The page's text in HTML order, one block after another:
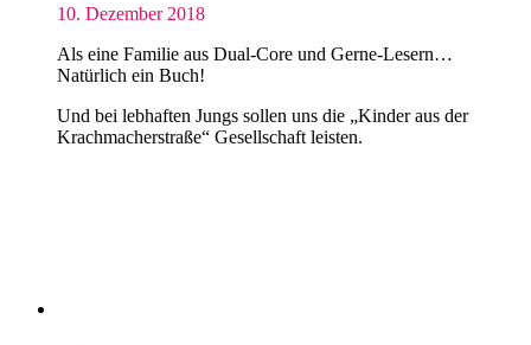
10. Dezember 2018
Als eine Familie aus Dual-Core und Gerne-Lesern…
Natürlich ein Buch!
Und bei lebhaften Jungs sollen uns die „Kinder aus der
Krachmacherstraße“ Gesellschaft leisten.